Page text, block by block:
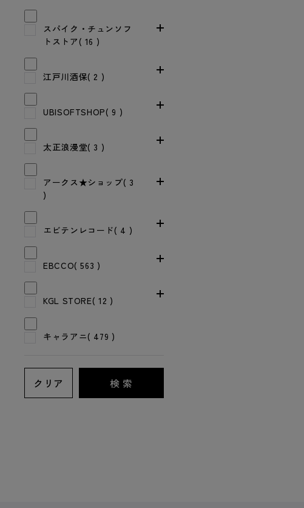
スパイク・チュンソフ
トストア( 16 )
江戸川酒保( 2 )
UBISOFTSHOP( 9 )
太正浪漫堂( 3 )
アークス★ショップ( 3
)
エビテンレコード( 4 )
EBCCO( 563 )
KGL STORE( 12 )
キャラアニ( 479 )
クリア 検 索